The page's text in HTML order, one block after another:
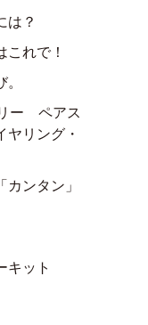
は？
これで！
ー ペアス
ヤリング・
ンタン」
キット